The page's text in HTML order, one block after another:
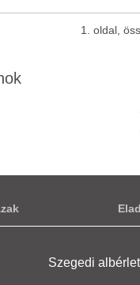
1. oldal,
Szegedi